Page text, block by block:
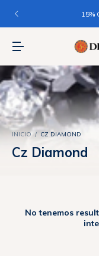
15%
INICIO / CZ DIAMOND
Cz Diamond
No tenemos